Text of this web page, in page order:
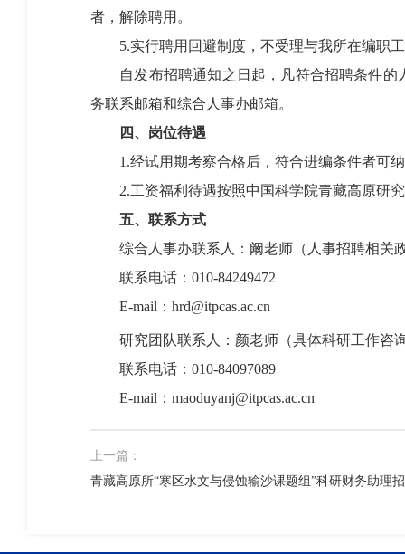
者，解除聘用。
5.实行聘用回避制度，不受理与我所在编职工
自发布招聘通知之日起，凡符合招聘条件的
务联系邮箱和综合人事办邮箱。
四、岗位待遇
1.经试用期考察合格后，符合进编条件者可纳
2.工资福利待遇按照中国科学院青藏高原研究
五、联系方式
综合人事办联系人：阚老师（人事招聘相关
联系电话：010-84249472
E-mail：hrd@itpcas.ac.cn
研究团队联系人：颜老师（具体科研工作咨
联系电话：010-84097089
E-mail： maoduyanj@itpcas.ac.cn
上一篇：
青藏高原所“寒区水文与侵蚀输沙课题组”科研财务助理